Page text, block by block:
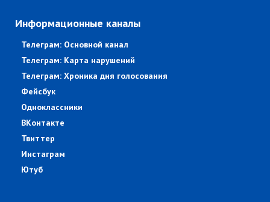
Информационные каналы
Телеграм: Основной канал
Телеграм: Карта нарушений
Телеграм: Хроника дня голосования
Фейсбук
Одноклассники
ВКонтакте
Твиттер
Инстаграм
Ютуб